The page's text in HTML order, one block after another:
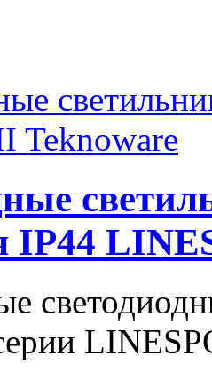
IP44